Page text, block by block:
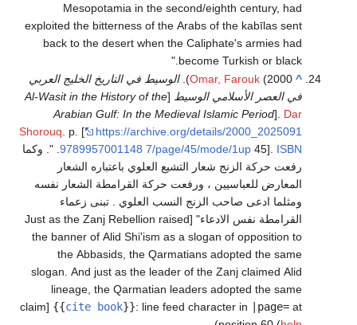
Mesopotamia in the second/eighth century, had
exploited the bitterness of the Arabs of the kabīlas sent
back to the desert when the Caliphate's armies had
become Turkish or black.
^
Omar, Farouk(2000).
الوسيط في التاريخ الخليج العربي
في العصر الأسلامي الوسيط[
Al-Wasit in the History of the
Arabian Gulf: In the Medieval Islamic Period].Dar
Shorouq . p. [
https://archive.org/details/2000_2025091
7/page/45/mode/1up 45].ISBN
9789957001148
. . وكما
رفعت حركة الزنج شعار التشيع العلوي باعتباره الشعار
المعارض للعباسيين ، ورفعت حركة القرامطة الشعار نفسه
ومثلما ادعى صاحب الزنج النسب العلوي . تبنى زعماء
القرامطة نفس الادعاء
[Just as the Zanj Rebellion raised
the banner of Alid Shi'ism as a slogan of opposition to
the Abbasids, the Qarmatians adopted the same
slogan. And just as the leader of the Zanj claimed Alid
lineage, the Qarmatian leaders adopted the same
claim] {{cite book}} :line feed character in |page=at